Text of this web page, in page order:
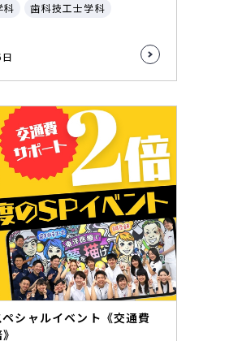
科
歯科技工士学科
シャルイベント《交通費